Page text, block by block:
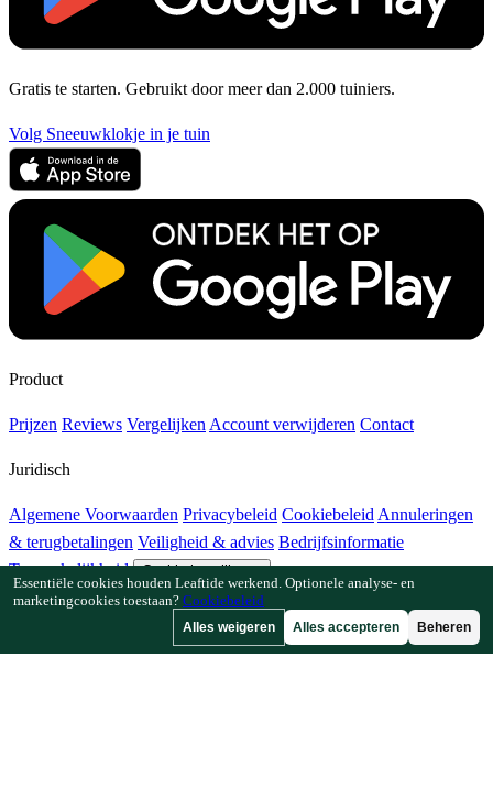
Gratis te starten. Gebruikt door meer dan 2.000 tuiniers.
Volg Sneeuwklokje in je tuin
Product
Prijzen Reviews Vergelijken Account verwijderen Contact
Juridisch
Algemene Voorwaarden Privacybeleid Cookiebeleid Annuleringen
& terugbetalingen Veiligheid & advies Bedrijfsinformatie
Toegankelijkheid
Cookie-instellingen
Hoe Leaftide werkt Tuinplanner-gids Plantenbibliotheek Tuingalerij
Essentiële cookies houden Leaftide werkend. Optionele analyse- en
marketingcookies toestaan? Cookiebeleid
Alles weigeren Alles accepteren Beheren